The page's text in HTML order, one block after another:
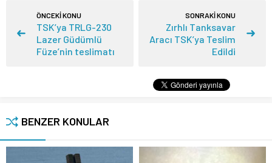
ÖNCEKİ KONU
TSK’ya TRLG-230
Lazer Güdümlü
Füze’nin teslimatı
SONRAKİ KONU
Zırhlı Tanksavar
Aracı TSK’ya Teslim
Edildi
BENZER KONULAR